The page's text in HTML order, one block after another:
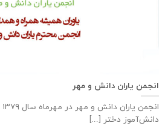
انجمن یاران دانش و مهر
دانش‌آموز دختر [...]